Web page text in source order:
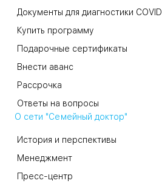
Документы для диагностики COVID
Купить программу
Подарочные сертификаты
Внести аванс
Рассрочка
Ответы на вопросы
О сети "Семейный доктор"
История и перспективы
Менеджмент
Пресс-центр